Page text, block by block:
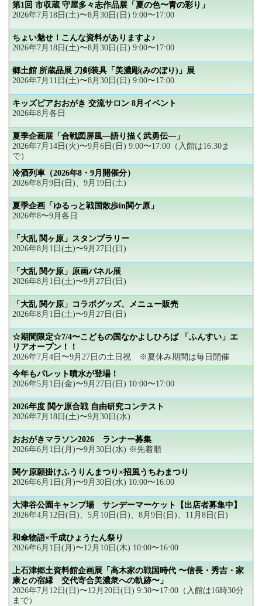
第1回 市収蔵 守屋多々志作品展「夏の色〜青の彩り」
2026年7月18日(土)〜8月30日(日) 9:00〜17:00
ちょい魅せ！こんな資料がありますよ♪
2026年7月18日(土)〜8月30日(日) 9:00〜17:00
郷土館 所蔵品展 刀剣装具「美濃彫(みのぼり)」展
2026年7月11日(土)〜8月30日(日) 9:00〜17:00
キッズピアおおがき 交流サロン 8月イベント
2026年8月各日
夏季企画展「合戦図屏風―語り描く武勇伝―」
2026年7月14日(火)〜9月6日(日) 9:00〜17:00（入館は16:30ま
で）
冷酒列車（2026年8・9月開催分）
2026年8月9日(日)、9月19日(土)
夏季企画「ゆるっと戦国散歩in関ケ原」
2026年8〜9月各日
「大乱 関ヶ原」スタンプラリー
2026年8月1日(土)〜9月27日(日)
「大乱 関ケ原」原画パネル展
2026年8月1日(土)〜9月27日(日)
「大乱 関ケ原」コラボグッズ、メニュー販売
2026年8月1日(土)〜9月27日(日)
☆期間限定☆7/4〜こどもの国なかよしひろば 「ふんすい」エ
リアオープン！！
2026年7月4日〜9月27日の土日祝 ※夏休み期間は毎日開催
今年もパレット噴水が登場！
2026年5月1日(金)〜9月27日(日) 10:00〜17:00
2026年度 関ケ原合戦 自由研究コンテスト
2026年7月18日(土)〜9月30日(水)
おおがきマラソン2026 ランナー募集
2026年6月1日(月)〜9月30日(水) ※先着順
関ケ原願掛けふうりんまつり×招風うちわまつり
2026年6月1日(月)〜9月30日(水) 10:00〜16:00
大津谷公園キャンプ場 サンデーマーケット【出店者募集中】
2026年4月12日(日)、5月10日(日)、8月9日(日)、11月8日(日)
和傘物語×千成ひょうたん祭り
2026年6月1日(月)〜12月10日(木) 10:00〜16:00
上石津郷土資料館企画展「高木家の戦国時代 〜信長・秀吉・家
康との宿縁 交代寄合美濃衆への軌跡〜」
2026年7月12日(日)〜12月20日(日) 9:30〜17:00（入館は16時30分
まで）